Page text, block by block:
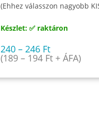
(Ehhez válasszon nagyobb
Készlet: ✅ raktáron
240–246 Ft
(189– 194 Ft + ÁFA)